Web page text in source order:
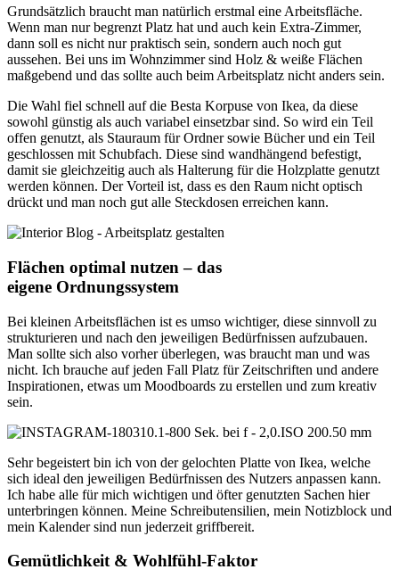
Grundsätzlich braucht man natürlich erstmal eine Arbeitsfläche.
Wenn man nur begrenzt Platz hat und auch kein Extra-Zimmer,
dann soll es nicht nur praktisch sein, sondern auch noch gut
aussehen. Bei uns im Wohnzimmer sind Holz & weiße Flächen
maßgebend und das sollte auch beim Arbeitsplatz nicht anders sein.
Die Wahl fiel schnell auf die Besta Korpuse von Ikea, da diese
sowohl günstig als auch variabel einsetzbar sind. So wird ein Teil
offen genutzt, als Stauraum für Ordner sowie Bücher und ein Teil
geschlossen mit Schubfach. Diese sind wandhängend befestigt,
damit sie gleichzeitig auch als Halterung für die Holzplatte genutzt
werden können. Der Vorteil ist, dass es den Raum nicht optisch
drückt und man noch gut alle Steckdosen erreichen kann.
Flächen optimal nutzen – das
eigene Ordnungssystem
Bei kleinen Arbeitsflächen ist es umso wichtiger, diese sinnvoll zu
strukturieren und nach den jeweiligen Bedürfnissen aufzubauen.
Man sollte sich also vorher überlegen, was braucht man und was
nicht. Ich brauche auf jeden Fall Platz für Zeitschriften und andere
Inspirationen, etwas um Moodboards zu erstellen und zum kreativ
sein.
Sehr begeistert bin ich von der gelochten Platte von Ikea, welche
sich ideal den jeweiligen Bedürfnissen des Nutzers anpassen kann.
Ich habe alle für mich wichtigen und öfter genutzten Sachen hier
unterbringen können. Meine Schreibutensilien, mein Notizblock und
mein Kalender sind nun jederzeit griffbereit.
Gemütlichkeit & Wohlfühl-Faktor